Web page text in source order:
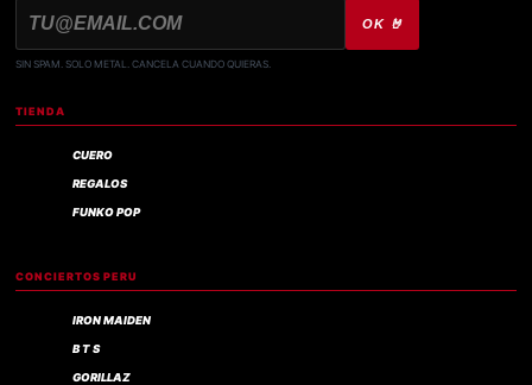
OK 🤘
SIN SPAM. SOLO METAL. CANCELA CUANDO QUIERAS.
TIENDA
CUERO
REGALOS
FUNKO POP
CONCIERTOS PERU
IRON MAIDEN
B T S
GORILLAZ